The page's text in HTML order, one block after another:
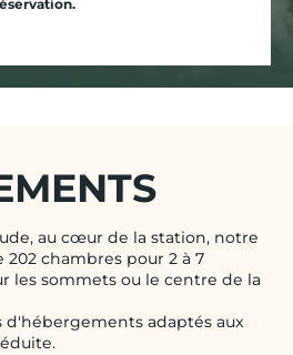
au cœur de la station, notre
chambres pour 2 à 7
les sommets ou le centre de la
d'hébergements adaptés aux